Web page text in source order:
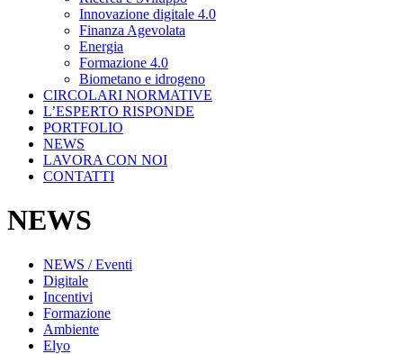
Innovazione digitale 4.0
Finanza Agevolata
Energia
Formazione 4.0
Biometano e idrogeno
CIRCOLARI NORMATIVE
L’ESPERTO RISPONDE
PORTFOLIO
NEWS
LAVORA CON NOI
CONTATTI
NEWS
NEWS / Eventi
Digitale
Incentivi
Formazione
Ambiente
Elyo